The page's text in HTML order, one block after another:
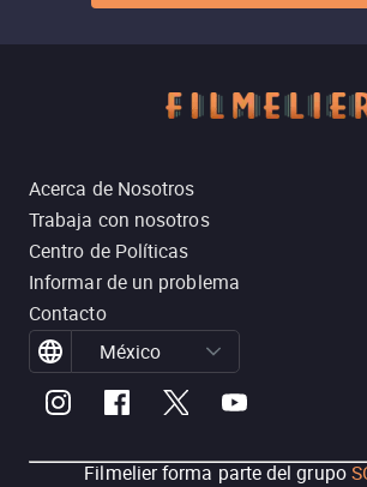
Acerca de Nosotros
Trabaja con nosotros
Centro de Políticas
Informar de un problema
Contacto
México
Filmelier forma parte del grupo